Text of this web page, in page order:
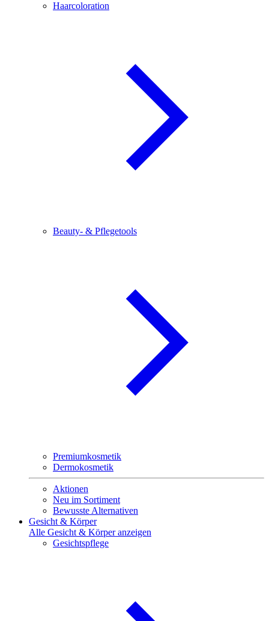
Haarcoloration
Beauty- & Pflegetools
Premiumkosmetik
Dermokosmetik
Aktionen
Neu im Sortiment
Bewusste Alternativen
Gesicht & Körper
Alle Gesicht & Körper anzeigen
Gesichtspflege